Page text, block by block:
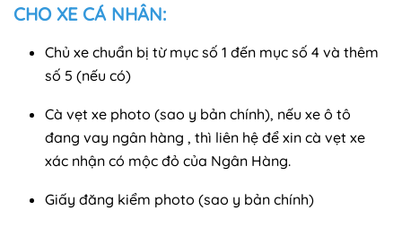
CHO XE CÁ NHÂN:
Chủ xe chuẩn bị từ mục số 1 đến mục số 4 và thêm
số 5 (nếu có)
Cà vẹt xe photo (sao y bản chính), nếu xe ô tô
đang vay ngân hàng , thì liên hệ để xin cà vẹt xe
xác nhận có mộc đỏ của Ngân Hàng.
Giấy đăng kiểm photo (sao y bản chính)